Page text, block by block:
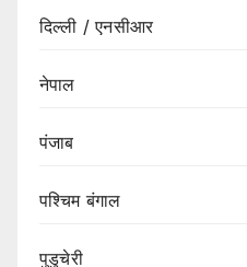
दिल्ली / एनसीआर
नेपाल
पंजाब
पश्चिम बंगाल
पुडुचेरी